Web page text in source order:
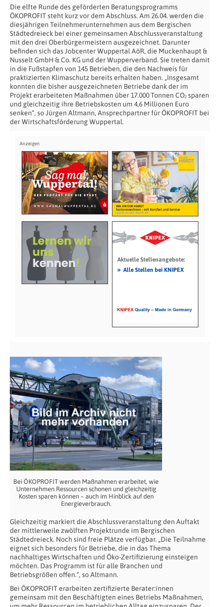
Die elfte Runde des geförderten Beratungsprogramms
ÖKOPROFIT steht kurz vor dem Abschluss. Am 26.04. werden die
diesjährigen Teilnehmerunternehmen aus dem Bergischen
Städtedreieck bei einer gemeinsamen Abschlussveranstaltung
mit den drei Oberbürgermeistern ausgezeichnet. Darunter
befinden sich das Jobcenter Wuppertal AöR, die Muckenhaupt &
Nusselt GmbH & Co. KG und der Wupperverband. Sie treten damit
in die Fußstapfen von 145 Betrieben, die den Nachweis für
praktizierten Klimaschutz bereits erhalten haben. „Insgesamt
konnten die bisher ausgezeichneten Betriebe dank der im
Projekt erarbeiteten Maßnahmen über 17.000 Tonnen CO₂ sparen
und gleichzeitig ihre Betriebskosten um 4,6 Millionen Euro
senken“, so Jürgen Altmann, Ansprechpartner für ÖKOPROFIT bei
der Wirtschaftsförderung Wuppertal.
Aktuelle Stellenangebote:
» Alle Stellen bei KNIPEX
Bei ÖKOPROFIT werden Maßnahmen erarbeitet, wie
Unternehmen Ressourcen schonen und gleichzeitig
Kosten sparen können – auch im Hinblick auf den
Energieverbrauch.
Gleichzeitig markiert die Abschlussveranstaltung den Auftakt
der mittlerweile zwölften Projektrunde im Bergischen
Städtedreieck. Noch sind freie Plätze verfügbar. „Die Teilnahme
eignet sich besonders für Betriebe, die in das Thema
nachhaltiges Wirtschaften und Öko-Zertifizierung einsteigen
möchten. Das Programm ist für alle Branchen und
Betriebsgrößen offen.“, so Altmann.
Bei ÖKOPROFIT erarbeiten zertifizierte Berater:innen
gemeinsam mit den Beschäftigten eines Betriebs Maßnahmen,